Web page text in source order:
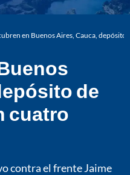
en Buenos Aires, Cauca,
de
cuatro
contra el frente Jaime